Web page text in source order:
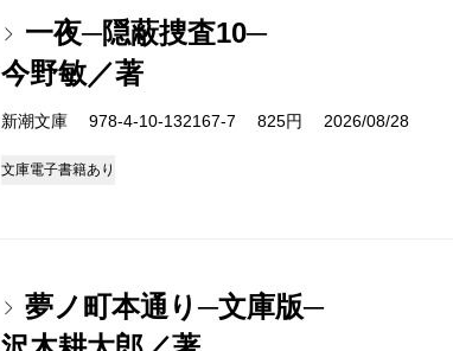
一夜─隠蔽捜査10─
今野敏／著
新潮文庫 978-4-10-132167-7 825円 2026/08/28
文庫電子書籍あり
夢ノ町本通り─文庫版─